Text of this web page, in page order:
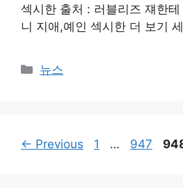
섹시한 출처 : 러블리즈 쟤한
니 지애,예인 섹시한 더 보기
Categories
뉴스
← Previous Page
1 … Page
947